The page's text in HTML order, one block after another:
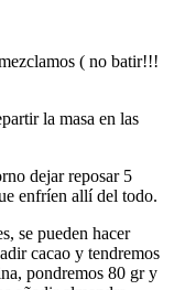
( no batir!!!
la masa en las
dejar reposar 5
enfríen allí del todo.
se pueden hacer
cacao y tendremos
pondremos 80 gr y